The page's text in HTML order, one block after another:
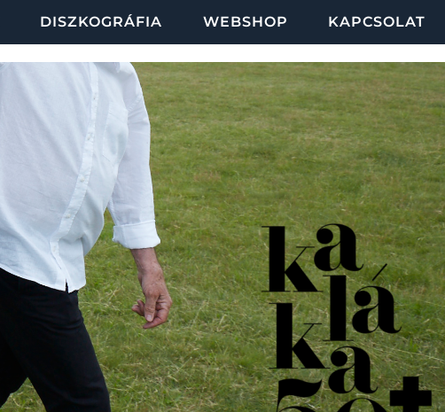
DISZKOGRÁFIA WEBSHOP KAPCSOLAT